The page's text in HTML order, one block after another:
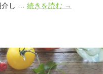
介し … 続きを読む 7
っ
ぷ
り
→